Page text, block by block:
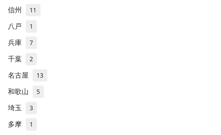
信州 11
八戸 1
兵庫 7
千葉 2
名古屋 13
和歌山 5
埼玉 3
多摩 1